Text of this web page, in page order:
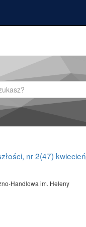
nr 2(47) kwiecień
Handlowa im. Heleny